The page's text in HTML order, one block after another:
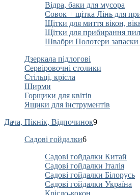
Відра, баки для мусора
Совок + щітка Лінь для
Щітки для миття вікон,
Щітки для прибирання
Швабри Полотери
Дзеркала підлогові
Сервіровочні столики
Стільці, крісла
Ширми
Горщики для квітів
Ящики для інструментів
Дача, Пікнік, Відпочинок9
Садові гойдалки6
Садові гойдалки Китай
Садові гойдалки Італія
Садові гойдалки Білорусь
Садові гойдалки Україна